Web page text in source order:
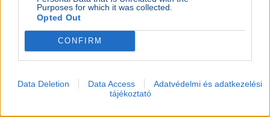
Purposes for which it was collected.
Opted Out
CONFIRM
Data Deletion Data Access
Adatvédelmi és adatkezelési
tájékoztató
Budapest–Belgrád vasútvonal új menetrendjéről és a
kapcsolódó Volánbusz-hálózatról, még a bevezetés
előtt.Bővebben...
2026. augusztus 6.